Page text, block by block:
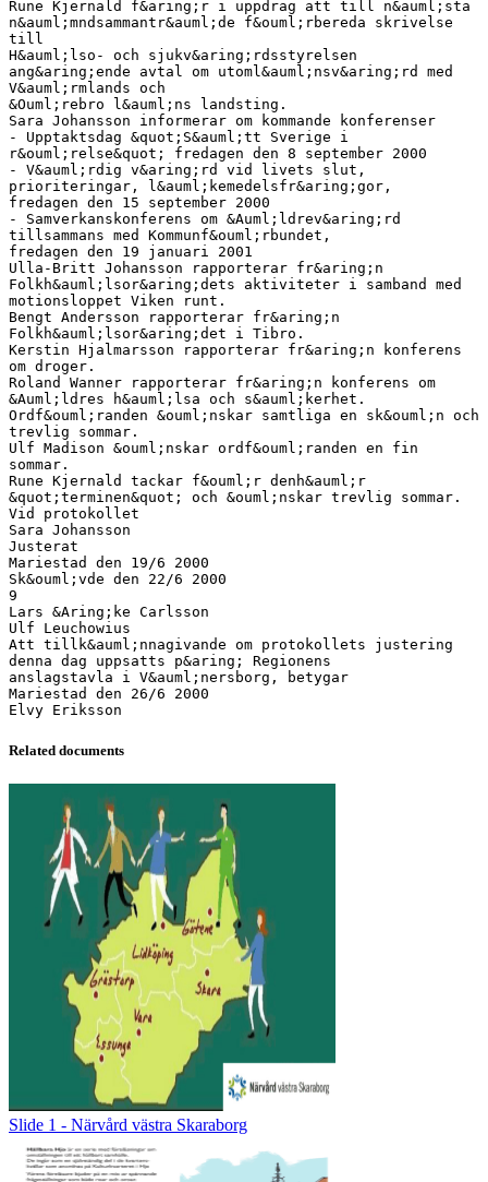
Related documents
Slide 1 - Närvård västra Skaraborg